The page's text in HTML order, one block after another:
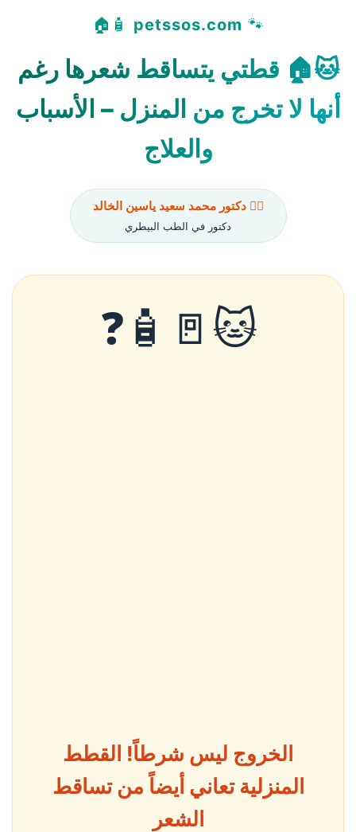
🐾
petssos.com
🧴🏠
🐱🏠 قطتي يتساقط شعرها رغم
أنها لا تخرج من المنزل – الأسباب
والعلاج
👨‍⚕️ دكتور محمد سعيد ياسين الخالد
دكتور في الطب البيطري
🐱🚪🧴❓
الخروج ليس شرطاً! القطط
المنزلية تعاني أيضاً من تساقط
الشعر